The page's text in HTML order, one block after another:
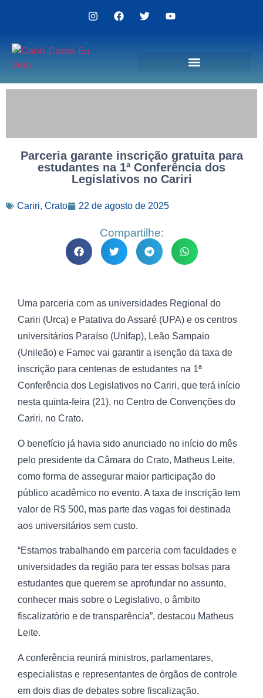
Parceria garante inscrição gratuita para
estudantes na 1ª Conferência dos
Legislativos no Cariri
Cariri, Crato 22 de agosto de 2025
Compartilhe:
Uma parceria com as universidades Regional do
Cariri (Urca) e Patativa do Assaré (UPA) e os centros
universitários Paraíso (Unifap), Leão Sampaio
(Unileão) e Famec vai garantir a isenção da taxa de
inscrição para centenas de estudantes na 1ª
Conferência dos Legislativos no Cariri, que terá início
nesta quinta-feira (21), no Centro de Convenções do
Cariri, no Crato.
O benefício já havia sido anunciado no início do mês
pelo presidente da Câmara do Crato, Matheus Leite,
como forma de assegurar maior participação do
público acadêmico no evento. A taxa de inscrição tem
valor de R$ 500, mas parte das vagas foi destinada
aos universitários sem custo.
“Estamos trabalhando em parceria com faculdades e
universidades da região para ter essas bolsas para
estudantes que querem se aprofundar no assunto,
conhecer mais sobre o Legislativo, o âmbito
fiscalizatório e de transparência”, destacou Matheus
Leite.
A conferência reunirá ministros, parlamentares,
especialistas e representantes de órgãos de controle
em dois dias de debates sobre fiscalização,